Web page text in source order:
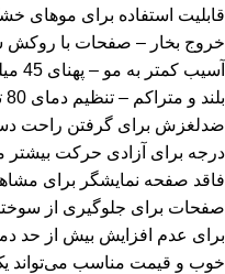
قابلیت استفاده برای
خروج بخار – صفحات با روکش
فاقد صفحه نمایشگر برای
صفحات برای جلوگیری از
برای عدم افزایش بیش از حد
خوب و قیمت مناسب می‌تواند